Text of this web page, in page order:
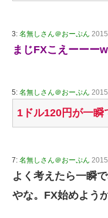
3: 名無しさん＠おーぷん
まじFXこえーーー
5: 名無しさん＠おーぷん
1ドル120円が一瞬
7: 名無しさん＠おーぷん
よく考えたら一瞬
やな。FX始めよう